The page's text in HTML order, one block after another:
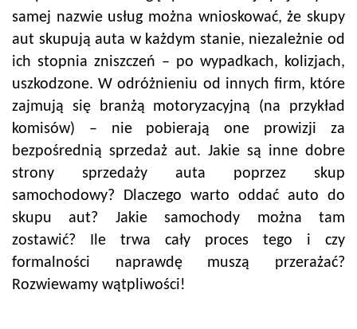
samej nazwie usług można wnioskować, że skupy
aut skupują auta w każdym stanie, niezależnie od
ich stopnia zniszczeń – po wypadkach, kolizjach,
uszkodzone. W odróżnieniu od innych firm, które
zajmują się branżą motoryzacyjną (na przykład
komisów) – nie pobierają one prowizji za
bezpośrednią sprzedaż aut. Jakie są inne dobre
strony sprzedaży auta poprzez skup
samochodowy? Dlaczego warto oddać auto do
skupu aut? Jakie samochody można tam
zostawić? Ile trwa cały proces tego i czy
formalności naprawdę muszą przerażać?
Rozwiewamy wątpliwości!